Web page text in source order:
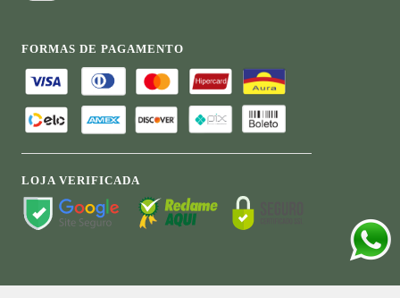
FORMAS DE PAGAMENTO
LOJA VERIFICADA